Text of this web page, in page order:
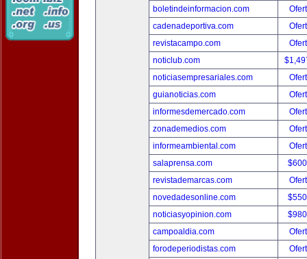
boletindeinformacion.com
cadenadeportiva.com
revistacampo.com
noticlub.com
noticiasempresariales.com
guianoticias.com
informesdemercado.com
zonademedios.com
informeambiental.com
salaprensa.com
revistademarcas.com
novedadesonline.com
noticiasyopinion.com
campoaldia.com
forodeperiodistas.com